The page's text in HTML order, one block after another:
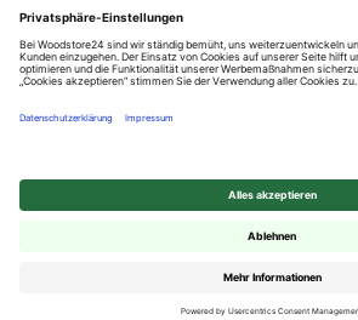
Paypal
Bar bei Abholung
Woodstore GmbH
5.00mit859Bewertungen
Bewertungsgrundlage des Anbieters: 4 Verkaufs-
© 2025